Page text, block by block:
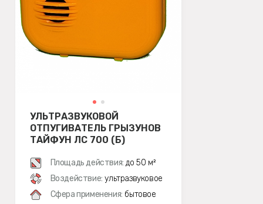
УЛЬТРАЗВУКОВОЙ
ОТПУГИВАТЕЛЬ ГРЫЗУНОВ
ТАЙФУН ЛС 700 (Б)
Площадь действия: до 50 м²
Воздействие: ультразвуковое
Сфера применения: бытовое